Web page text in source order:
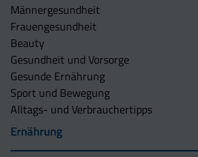
Männergesundheit
Frauengesundheit
Beauty
Gesundheit und Vorsorge
Gesunde Ernährung
Sport und Bewegung
Alltags- und Verbrauchertipps
Ernährung